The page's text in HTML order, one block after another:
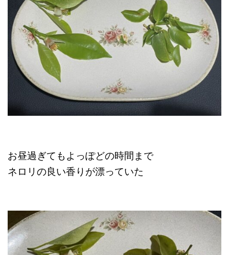
お昼過ぎてもよっぽどの時間まで
ネロリの良い香りが漂っていた